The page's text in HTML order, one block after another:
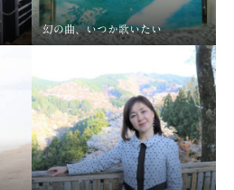
幻の曲、いつか歌いたい